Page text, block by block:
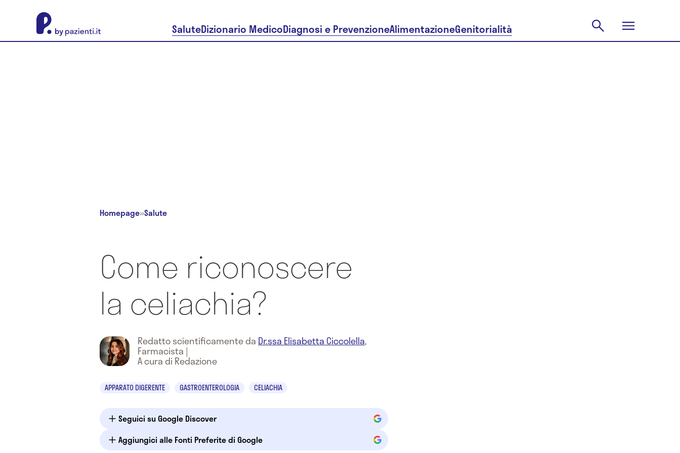
SaluteDizionario MedicoDiagnosi e PrevenzioneAlimentazioneGenitorialità
Homepage»Salute
Come riconoscere
la celiachia?
Redatto scientificamente da Dr.ssa Elisabetta Ciccolella,
Farmacista |
A cura di Redazione
APPARATO DIGERENTE GASTROENTEROLOGIA CELIACHIA
Seguici su Google Discover
Aggiungici alle Fonti Preferite di Google